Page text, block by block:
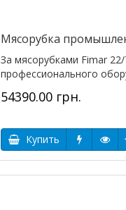
Мясорубка
За мясорубками Fimar
профессионального
54390.00 грн.
Купить